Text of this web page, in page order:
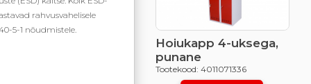
rahvusvahelisele
5-1 nõudmistele.
Hoiukapp 4-uksega,
punane
Tootekood: 4011071336